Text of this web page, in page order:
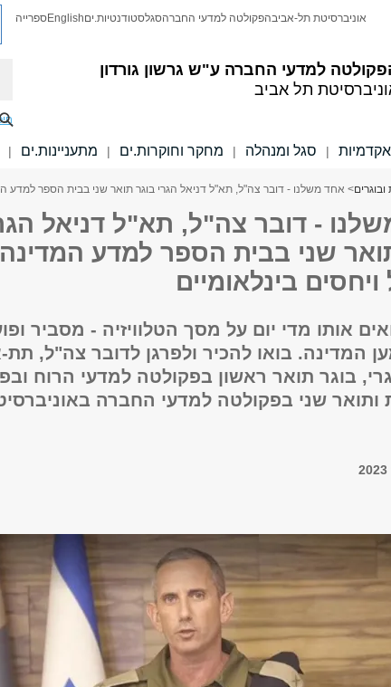
למדעי החברה ע"ש גרשון גורדון
תל אביב
אוניברסיטת תל-אביבהפקולטה למדעי החברהסגלסטודנטיות.יםEnglishספרייה
אקדמיות | סגל ומנהלה | מחקר וחוקרות.ים | מתעניינות.ים |
> אחד משלנו - דובר צה"ל, תא"ל דניאל הגרי בוגר תואר שני בבית הספר למדע
- דובר צה"ל, תא"ל דניאל
שני בבית הספר למדע
בינלאומיים
אותו מדי יום על מסך הטלוויזיה - מסביר
המדינה. בואו להכיר ולפרגן לדובר צה"ל,
בוגר תואר ראשון בפקולטה למדעי הרוח
ותואר שני בפקולטה למדעי החברה